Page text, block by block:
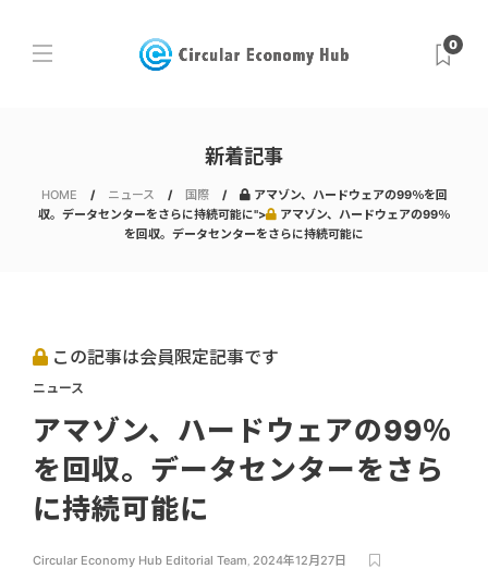
0
新着記事
HOME ニュース 国際
アマゾン、ハードウェアの99％を回
収。データセンターをさらに持続可能に">
アマゾン、ハードウェアの99％
を回収。データセンターをさらに持続可能に
この記事は会員限定記事です
ニュース
アマゾン、ハードウェアの99％
を回収。データセンターをさら
に持続可能に
Circular Economy Hub Editorial Team, 2024年12月27日